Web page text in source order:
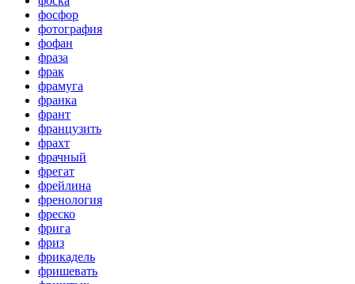
фосфор
фотография
фофан
фраза
фрак
фрамуга
франка
франт
французить
фрахт
фрачный
фрегат
фрейлина
френология
фреско
фрига
фриз
фрикадель
фришевать